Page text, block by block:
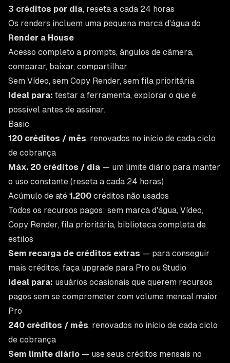
3 créditos por dia, reseta a cada 24 horas
Os renders incluem uma pequena marca d'água do
Render a House
Acesso completo a prompts, ângulos de câmera,
comparar, baixar, compartilhar
Sem Vídeo, sem Copy Render, sem fila prioritária
Ideal para: testar a ferramenta, explorar o que é
possível antes de assinar.
Basic
120 créditos / mês, renovados no início de cada ciclo
de cobrança
Máx. 20 créditos / dia — um limite diário para manter
o uso constante (reseta a cada 24 horas)
Acúmulo de até 1.200 créditos não usados
Todos os recursos pagos: sem marca d'água, Vídeo,
Copy Render, fila prioritária, biblioteca completa de
estilos
Sem recarga de créditos extras — para conseguir
mais créditos, faça upgrade para Pro ou Studio
Ideal para: usuários ocasionais que querem recursos
pagos sem se comprometer com volume mensal maior.
Pro
240 créditos / mês, renovados no início de cada ciclo
de cobrança
Sem limite diário — use seus créditos mensais no